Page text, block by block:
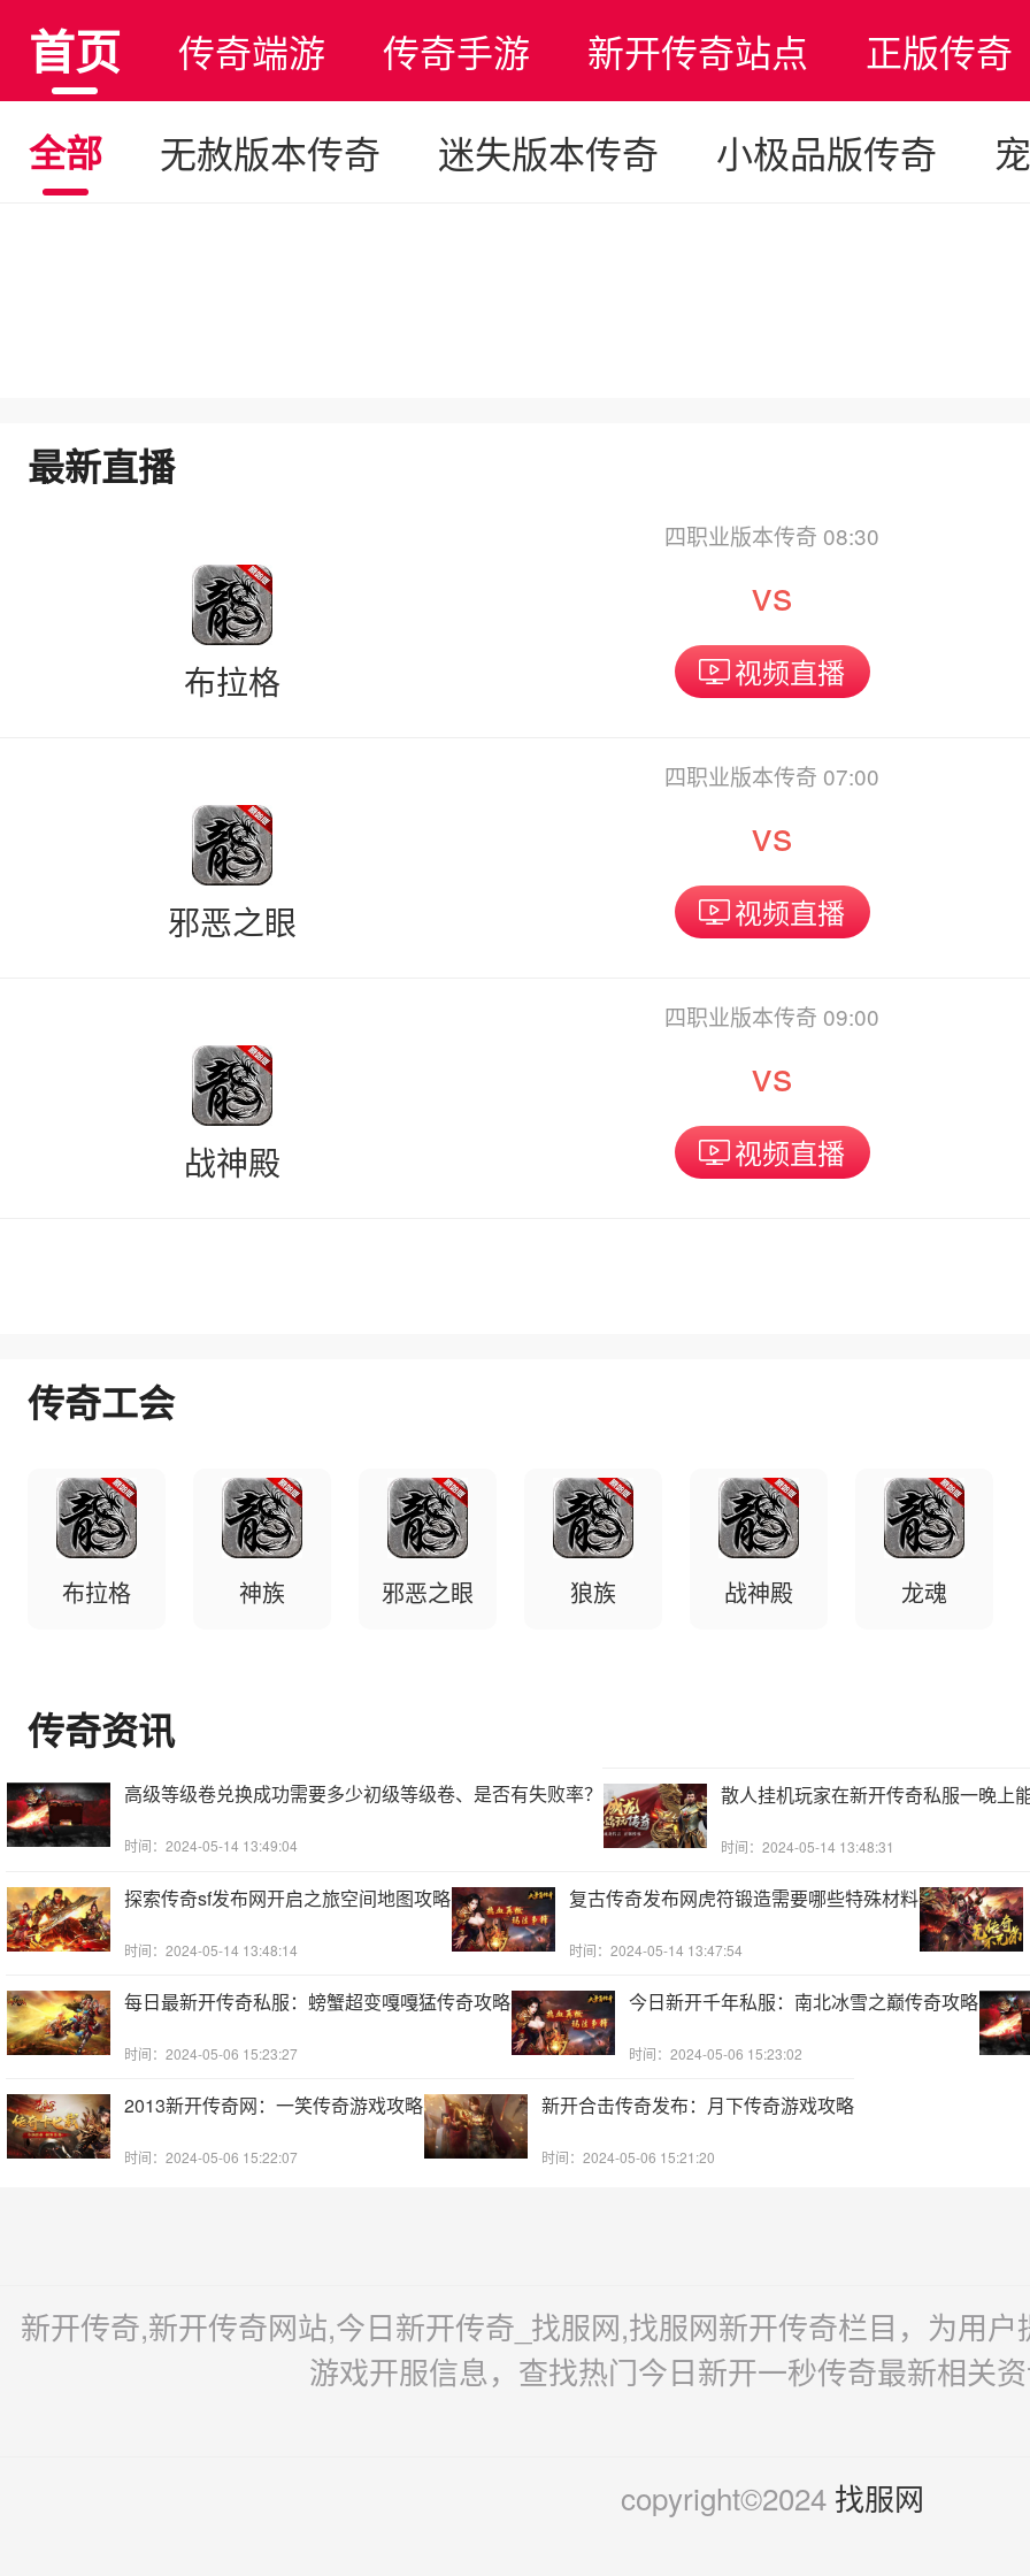
首页 传奇端游 传奇手游 新开传奇站点
正版传奇
全部
无赦版本传奇 迷失版本传奇 小极品版传奇
最新直播
布拉格
四职业版本传奇 08:30
vs
视频直播
邪恶之眼
四职业版本传奇 07:00
vs
视频直播
战神殿
四职业版本传奇 09:00
vs
视频直播
传奇工会
布拉格 神族 邪恶之眼 狼族 战神殿 龙魂
传奇资讯
高级等级卷兑换成功需要多少初级等级卷、是否有失败率？
时间：2024-05-14 13:49:04
散人挂机玩家在新开传奇私服一晚上
时间：2024-05-14 13:48:31
探索传奇sf发布网开启之旅空间地图攻略
时间：2024-05-14 13:48:14
复古传奇发布网虎符锻造需要哪些特殊材料
时间：2024-05-14 13:47:54
每日最新开传奇私服：螃蟹超变嘎嘎猛传奇攻略
时间：2024-05-06 15:23:27
今日新开千年私服：南北冰雪之巅传奇攻略
时间：2024-05-06 15:23:02
2013新开传奇网：一笑传奇游戏攻略
时间：2024-05-06 15:22:07
新开合击传奇发布：月下传奇游戏攻略
时间：2024-05-06 15:21:20
新开传奇,新开传奇网站,今日新开传奇_找服网,找服网新开传奇栏目，为用
游戏开服信息，查找热门今日新开一秒传奇最新相关
copyright©2024 找服网